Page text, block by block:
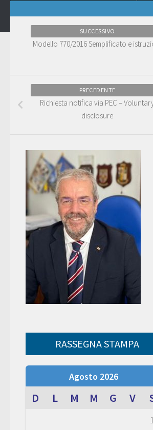
SUCCESSIVO
Modello 770/2016 Semplificato e
PRECEDENTE
Richiesta notifica via PEC –
disclosure
RASSEGNA STAMPA
Agosto 2026
D L M M G V
1